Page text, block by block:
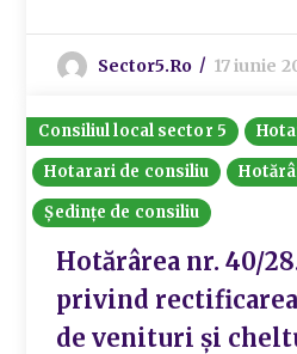
Sector5.ro 17 iunie
Consiliul local sector 5
Hotarari de consiliu
Ședințe de consiliu
Hotărârea nr. 40/
privind
de venituri și